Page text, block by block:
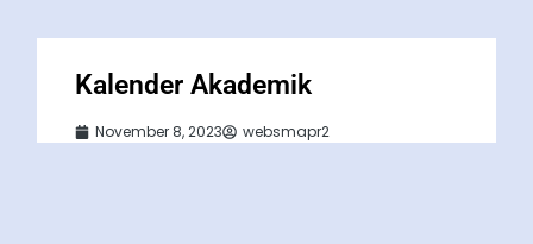
Kalender Akademik
November 8, 2023 websmapr2